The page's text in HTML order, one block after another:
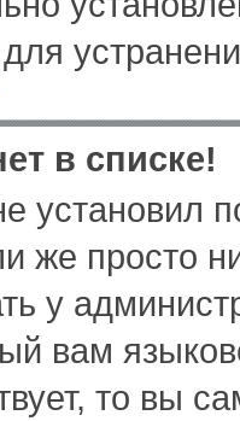
в списке!
установил
же просто
у
вам
то вы